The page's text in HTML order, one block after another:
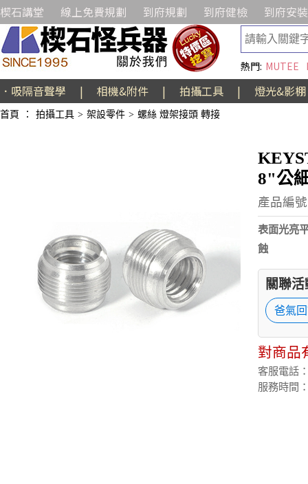
楔石講堂 線上免費規劃 到府規劃 到府健檢 到府安裝
熱門: MUTEE
．吸隔音聲學 | 相機&附件 | 拍攝工具 | 燈光&影棚
首頁 ： 拍攝工具 > 架設零件 > 螺絲 燈架接頭 轉接
8"公
產品編
表面光亮
蝕
關聯
爸氣
對商品
客服電話
服務時間